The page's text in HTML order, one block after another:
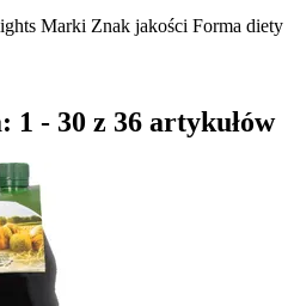
Marki Znak jakości Forma diety
1 - 30 z 36 artykułów